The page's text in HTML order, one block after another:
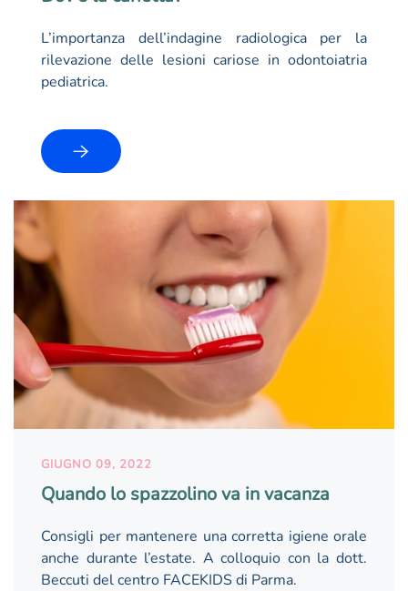
L’importanza dell’indagine radiologica per la
rilevazione delle lesioni cariose in odontoiatria
pediatrica.
GIUGNO 09, 2022
Quando lo spazzolino va in vacanza
Consigli per mantenere una corretta igiene orale
anche durante l’estate. A colloquio con la dott.
Beccuti del centro FACEKIDS di Parma.